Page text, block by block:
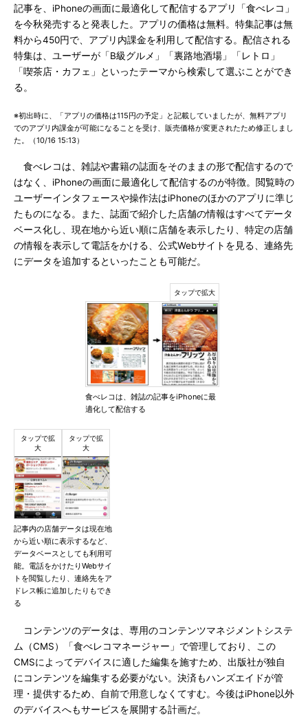
記事を、iPhoneの画面に最適化して配信するアプリ「食べレコ」
を今秋発売すると発表した。アプリの価格は無料。特集記事は無
料から450円で、アプリ内課金を利用して配信する。配信される
特集は、ユーザーが「B級グルメ」「裏路地酒場」「レトロ」
「喫茶店・カフェ」といったテーマから検索して選ぶことができ
る。
※初出時に、「アプリの価格は115円の予定」と記載していましたが、無料アプリ
でのアプリ内課金が可能になることを受け、販売価格が変更されたため修正しまし
た。（10/16 15:13）
食べレコは、雑誌や書籍の誌面をそのままの形で配信するので
はなく、iPhoneの画面に最適化して配信するのが特徴。閲覧時の
ユーザーインタフェースや操作法はiPhoneのほかのアプリに準じ
たものになる。また、誌面で紹介した店舗の情報はすべてデータ
ベース化し、現在地から近い順に店舗を表示したり、特定の店舗
の情報を表示して電話をかける、公式Webサイトを見る、連絡先
にデータを追加するといったことも可能だ。
食べレコは、雑誌の記事をiPhoneに最
適化して配信する
記事内の店舗データは現在地
から近い順に表示するなど、
データベースとしても利用可
能。電話をかけたりWebサイ
トを閲覧したり、連絡先をア
ドレス帳に追加したりもでき
る
コンテンツのデータは、専用のコンテンツマネジメントシステ
ム（CMS）「食べレコマネージャー」で管理しており、この
CMSによってデバイスに適した編集を施すため、出版社が独自
にコンテンツを編集する必要がない。決済もハンズエイドが管
理・提供するため、自前で用意しなくてすむ。今後はiPhone以外
のデバイスへもサービスを展開する計画だ。